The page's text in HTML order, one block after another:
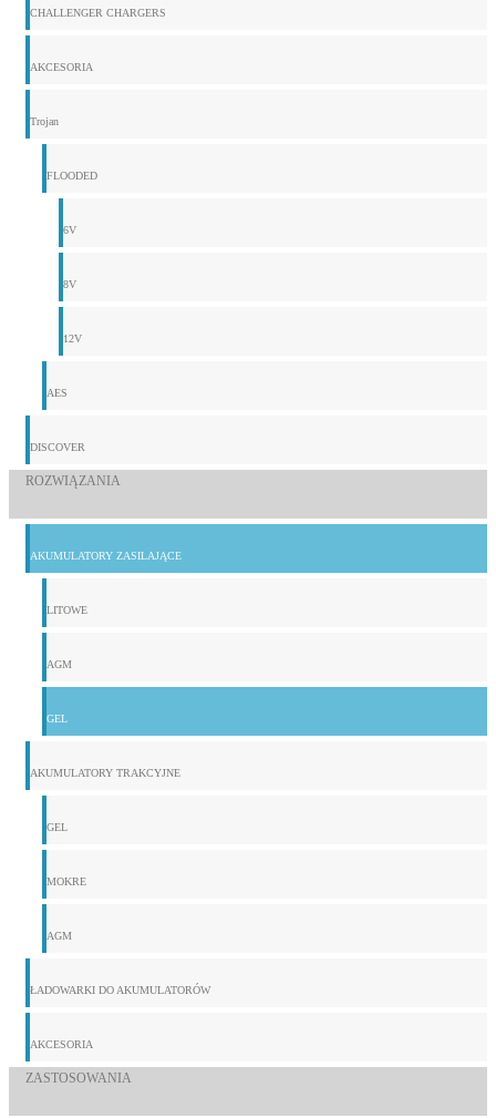
CHALLENGER CHARGERS
AKCESORIA
Trojan
FLOODED
6V
8V
12V
AES
DISCOVER
ROZWIĄZANIA
AKUMULATORY ZASILAJĄCE
LITOWE
AGM
GEL
AKUMULATORY TRAKCYJNE
GEL
MOKRE
AGM
ŁADOWARKI DO AKUMULATORÓW
AKCESORIA
ZASTOSOWANIA